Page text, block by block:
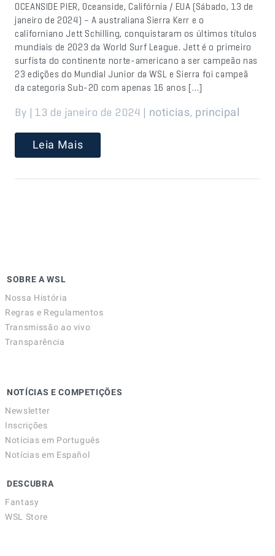
OCEANSIDE PIER, Oceanside, Califórnia / EUA (Sábado, 13 de
janeiro de 2024) – A australiana Sierra Kerr e o
californiano Jett Schilling, conquistaram os últimos títulos
mundiais de 2023 da World Surf League. Jett é o primeiro
surfista do continente norte-americano a ser campeão nas
23 edições do Mundial Junior da WSL e Sierra foi campeã
da categoria Sub-20 com apenas 16 anos […]
By | 13 de janeiro de 2024 | noticias, principal
Leia Mais
SOBRE A WSL
Nossa História
Regras e Regulamentos
Transmissão ao vivo
Transparência
NOTÍCIAS E COMPETIÇÕES
Newsletter
Inscrições
Notícias em Português
Notícias em Español
DESCUBRA
Fantasy
WSL Store